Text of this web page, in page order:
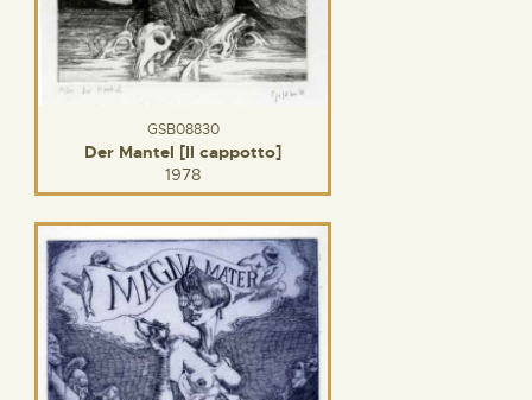
GSB08830
Der Mantel [Il cappotto]
1978